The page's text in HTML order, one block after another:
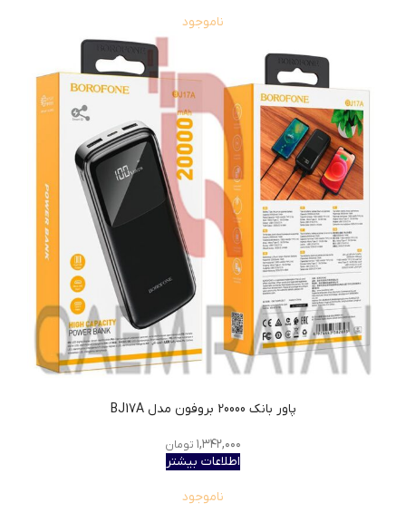
ناموجود
پاور بانک 20000 بروفون مدل BJ17A
۱,۳۴۲,۰۰۰ تومان
اطلاعات بیشتر
ناموجود